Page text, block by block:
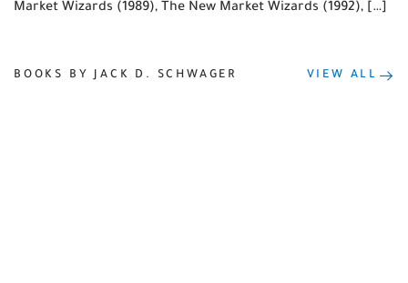
Market Wizards (1989), The New Market Wizards (1992), […]
BOOKS BY JACK D. SCHWAGER VIEW ALL